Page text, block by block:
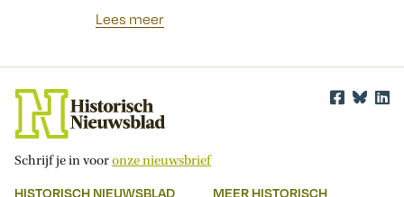
Lees meer
Schrijf je in vooronze nieuwsbrief
HISTORISCH NIEUWSBLAD MEER HISTORISCH